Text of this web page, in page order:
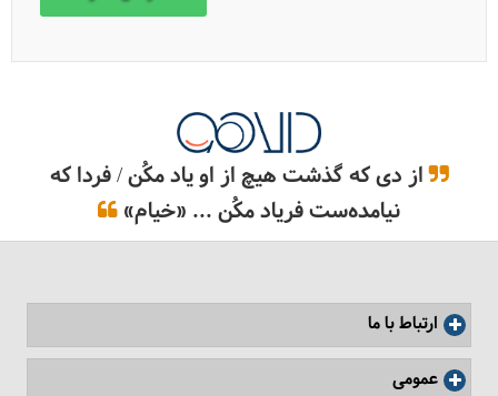
از دی که گذشت هیچ از او یاد مکُن / فردا که
نیامده‌ست فریاد مکُن ... «خیام»
ارتباط با ما
عمومی